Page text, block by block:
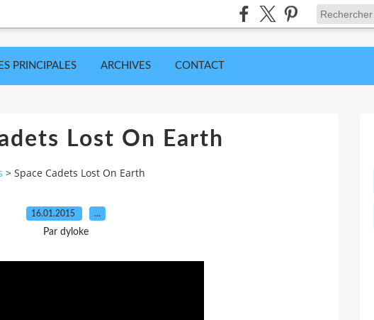
PRINCIPALES ARCHIVES CONTACT
Lost On Earth
> Space Cadets Lost On Earth
16.01.2015 …
Par dyloke